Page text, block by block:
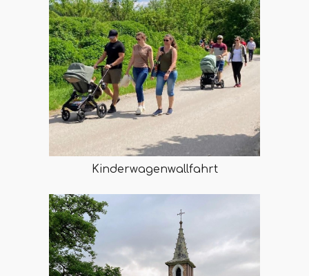
Kinderwagenwallfahrt